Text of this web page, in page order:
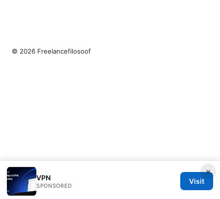
×
VPN
SPONSORED
Visit
© 2026 Freelancefilosoof